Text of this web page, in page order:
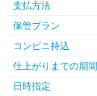
支払方法
保管プラン
コンビニ持込
仕上がりまでの期間
日時指定